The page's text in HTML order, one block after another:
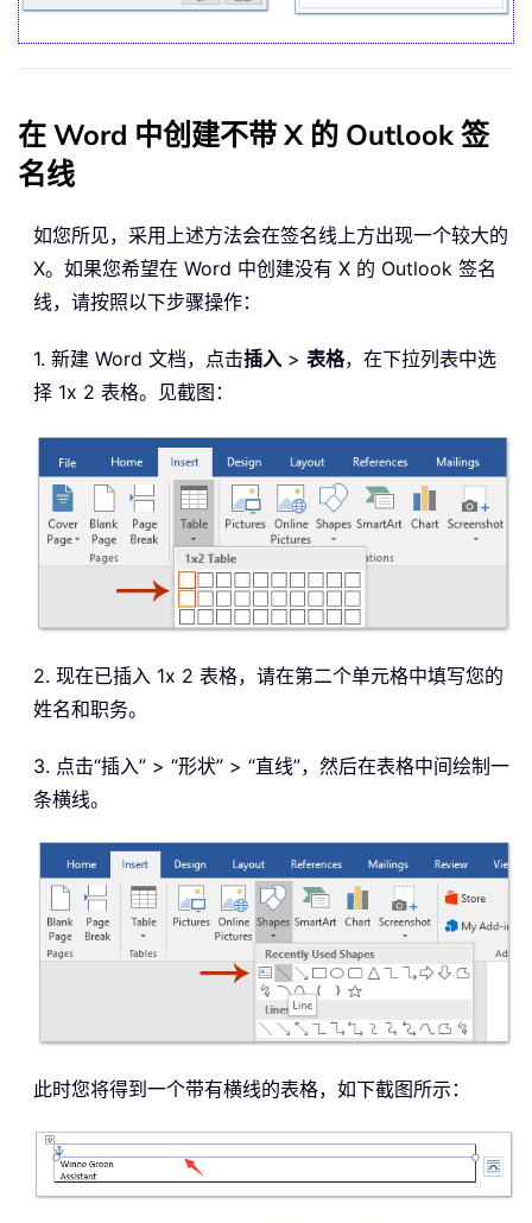
在 Word 中创建不带 X 的 Outlook 签
名线
如您所见，采用上述方法会在签名线上方出现一个较大的
X。如果您希望在 Word 中创建没有 X 的 Outlook 签名
线，请按照以下步骤操作：
1. 新建 Word 文档，点击插入 > 表格，在下拉列表中选
择 1x 2 表格。见截图：
2. 现在已插入 1x 2 表格，请在第二个单元格中填写您的
姓名和职务。
3. 点击“插入” > “形状” > “直线”，然后在表格中间绘制一
条横线。
此时您将得到一个带有横线的表格，如下截图所示：